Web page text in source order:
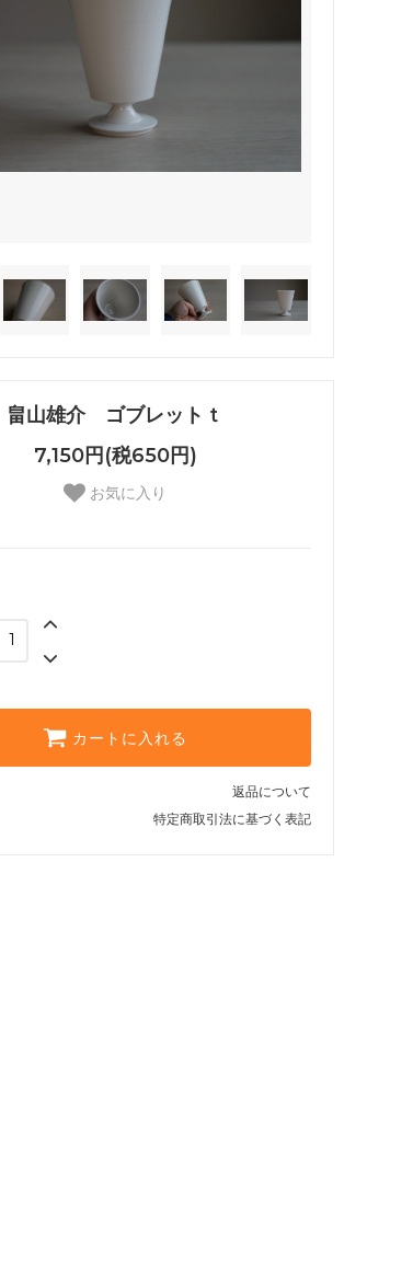
畠山雄介 ゴブレットｔ
7,150円(税650円)
お気に入り
カートに入れる
返品について
特定商取引法に基づく表記